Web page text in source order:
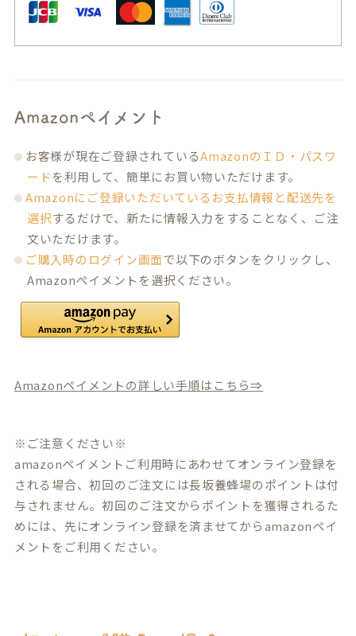
Amazonペイメント
お客様が現在ご登録されているAmazonのＩＤ・パスワ
ードを利用して、簡単にお買い物いただけます。
Amazonにご登録いただいているお支払情報と配送先を
選択するだけで、新たに情報入力をすることなく、ご注
文いただけます。
ご購入時のログイン画面で以下のボタンをクリックし、
Amazonペイメントを選択ください。
Amazonペイメントの詳しい手順はこちら⇒
※ご注意ください※
amazonペイメントご利用時にあわせてオンライン登録を
される場合、初回のご注文には長坂養蜂場のポイントは付
与されません。初回のご注文からポイントを獲得されるた
めには、先にオンライン登録を済ませてからamazonペイ
メントをご利用ください。